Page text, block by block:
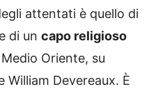
attentati è quello di
di un capo religioso
Oriente, su
William Devereaux. È